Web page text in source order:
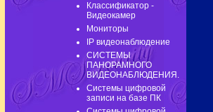
Классификатор -
Видеокамер
Мониторы
IP видеонаблюдение
СИСТЕМЫ
ПАНОРАМНОГО
ВИДЕОНАБЛЮДЕНИЯ.
Системы цифровой
записи на базе ПК